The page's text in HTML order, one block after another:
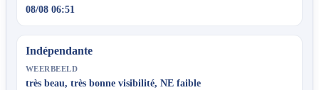
08/08 06:51
Indépendante
WEERBEELD
très beau, très bonne visibilité, NE faible